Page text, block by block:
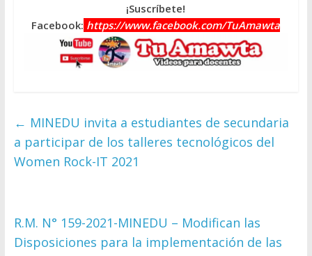
¡Suscríbete!
Facebook: https://www.facebook.com/TuAmawta
← MINEDU invita a estudiantes de secundaria
a participar de los talleres tecnológicos del
Women Rock-IT 2021
R.M. N° 159-2021-MINEDU – Modifican las
Disposiciones para la implementación de las